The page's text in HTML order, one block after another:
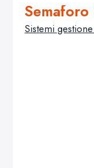
Semaforo
Sistemi